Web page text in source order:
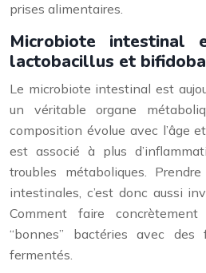
prises alimentaires.
Microbiote intestinal
lactobacillus et
Le microbiote intestinal est
un véritable organe
composition évolue avec l’âge
est associé à plus
troubles métaboliques.
intestinales, c’est donc aussi
Comment faire
“bonnes” bactéries avec
fermentés.